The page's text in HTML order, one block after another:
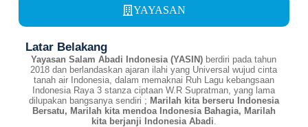
YAYASAN
Latar Belakang
Yayasan Salam Abadi Indonesia (YASIN) berdiri pada tahun
2018 dan berlandaskan ajaran ilahi yang Universal wujud cinta
tanah air Indonesia, dalam memaknai Ruh Lagu kebangsaan
Indonesia Raya 3 stanza ciptaan W.R Supratman, yang lama
dilupakan bangsanya sendiri ; Marilah kita berseru Indonesia
Bersatu, Marilah kita mendoa Indonesia Bahagia, Marilah
kita berjanji Indonesia Abadi.